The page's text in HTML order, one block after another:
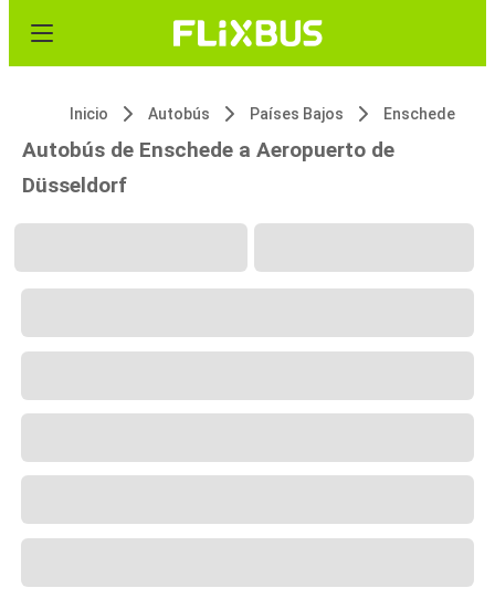
Inicio Autobús Países Bajos Enschede
Autobús de Enschede a Aeropuerto de
Düsseldorf